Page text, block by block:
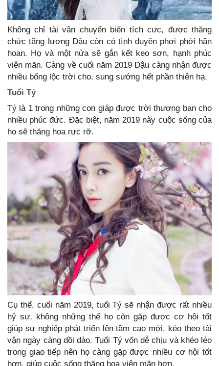
Không chỉ tài vận chuyển biến tích cực, được thăng
chức tăng lương Dậu còn có tình duyên phơi phới hân
hoan. Họ và một nửa sẽ gắn kết keo sơn, hạnh phúc
viên mãn. Càng về cuối năm 2019 Dậu càng nhận được
nhiều bổng lộc trời cho, sung sướng hết phần thiên hạ.
Tuổi Tý
Tý là 1 trong những con giáp được trời thương ban cho
nhiều phúc đức. Đặc biệt, năm 2019 này cuộc sống của
họ sẽ thăng hoa rực rỡ.
Cụ thể, cuối năm 2019, tuổi Tý sẽ nhận được rất nhiều
hỷ sự, không những thế họ còn gặp được cơ hội tốt
giúp sự nghiệp phát triển lên tầm cao mới, kéo theo tài
vận ngày càng dồi dào. Tuổi Tý vốn dễ chịu và khéo léo
trong giao tiếp nên họ càng gặp được nhiều cơ hội tốt
hơn, giúp cuộc sống thăng hoa viên mãn hơn.